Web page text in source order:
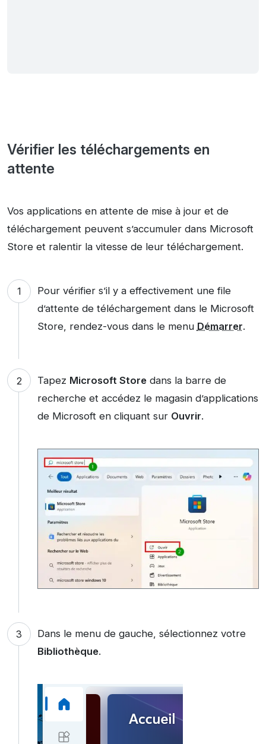
Vérifier les téléchargements en
attente
Vos applications en attente de mise à jour et de
téléchargement peuvent s’accumuler dans Microsoft
Store et ralentir la vitesse de leur téléchargement.
Pour vérifier s’il y a effectivement une file
d’attente de téléchargement dans le Microsoft
Store, rendez-vous dans le menu Démarrer.
Tapez Microsoft Storedans la barre de
recherche et accédez le magasin d’applications
de Microsoft en cliquant sur Ouvrir.
Dans le menu de gauche, sélectionnez votre
Bibliothèque.